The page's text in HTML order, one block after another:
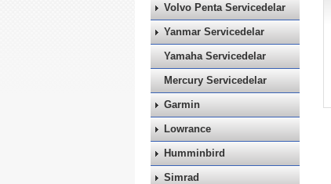
Volvo Penta Servicedelar
Yanmar Servicedelar
Yamaha Servicedelar
Mercury Servicedelar
Garmin
Lowrance
Humminbird
Simrad